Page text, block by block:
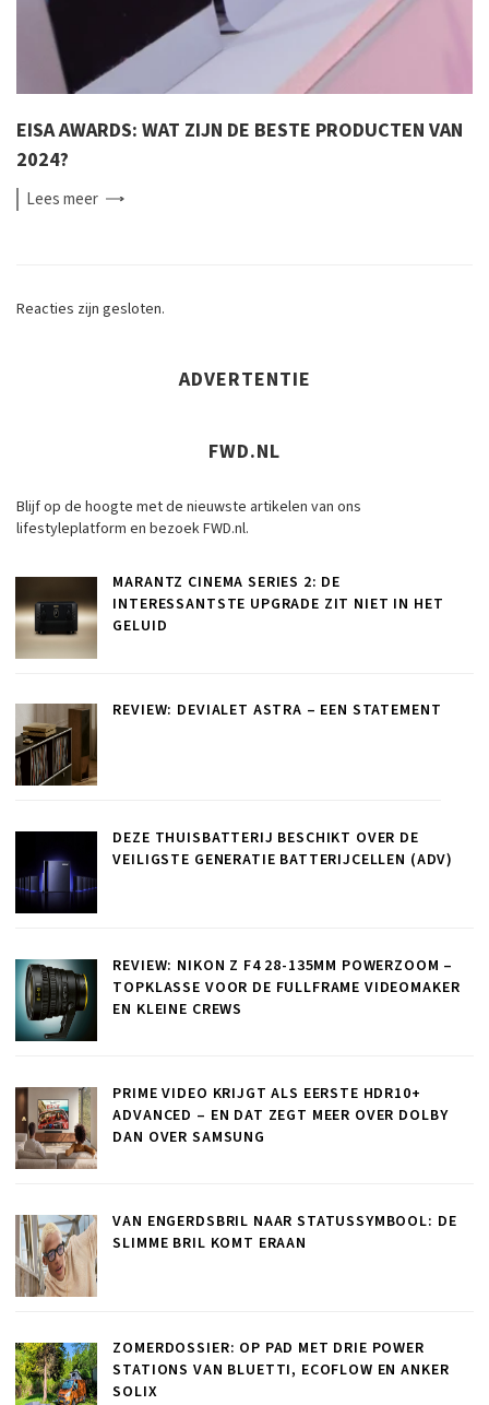
EISA AWARDS: WAT ZIJN DE BESTE PRODUCTEN VAN
2024?
Leesmeer
Reacties zijn gesloten.
ADVERTENTIE
FWD.NL
Blijf op de hoogte met de nieuwste artikelen van ons
lifestyleplatform en bezoek FWD.nl.
MARANTZ CINEMA SERIES 2: DE
INTERESSANTSTE UPGRADE ZIT NIET IN HET
GELUID
REVIEW: DEVIALET ASTRA – EEN STATEMENT
DEZE THUISBATTERIJ BESCHIKT OVER DE
VEILIGSTE GENERATIE BATTERIJCELLEN (ADV)
REVIEW: NIKON Z F4 28-135MM POWERZOOM –
TOPKLASSE VOOR DE FULLFRAME VIDEOMAKER
EN KLEINE CREWS
PRIME VIDEO KRIJGT ALS EERSTE HDR10+
ADVANCED – EN DAT ZEGT MEER OVER DOLBY
DAN OVER SAMSUNG
VAN ENGERDSBRIL NAAR STATUSSYMBOOL: DE
SLIMME BRIL KOMT ERAAN
ZOMERDOSSIER: OP PAD MET DRIE POWER
STATIONS VAN BLUETTI, ECOFLOW EN ANKER
SOLIX